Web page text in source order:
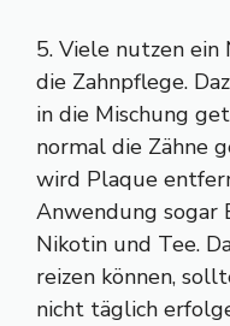
5. Viele nutzen ein
die Zahnpflege.
in die Mischung
normal die Zähne
wird Plaque
Anwendung sogar
Nikotin und Tee.
reizen können,
nicht täglich